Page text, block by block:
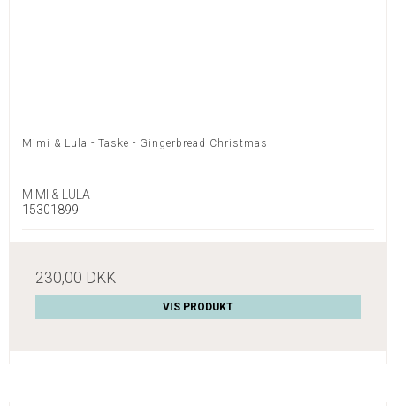
Mimi & Lula - Taske - Gingerbread Christmas
MIMI & LULA
15301899
230,00 DKK
VIS PRODUKT